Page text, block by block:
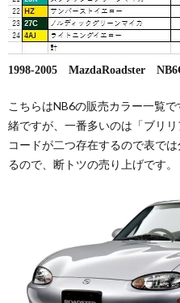
1998-2005 MazdaRoadster
こちらはNB6の販売カラー一覧
緒ですが、一番多いのは「ブリ
コードが二つ存在するので表で
るので、断トツの売り上げです。